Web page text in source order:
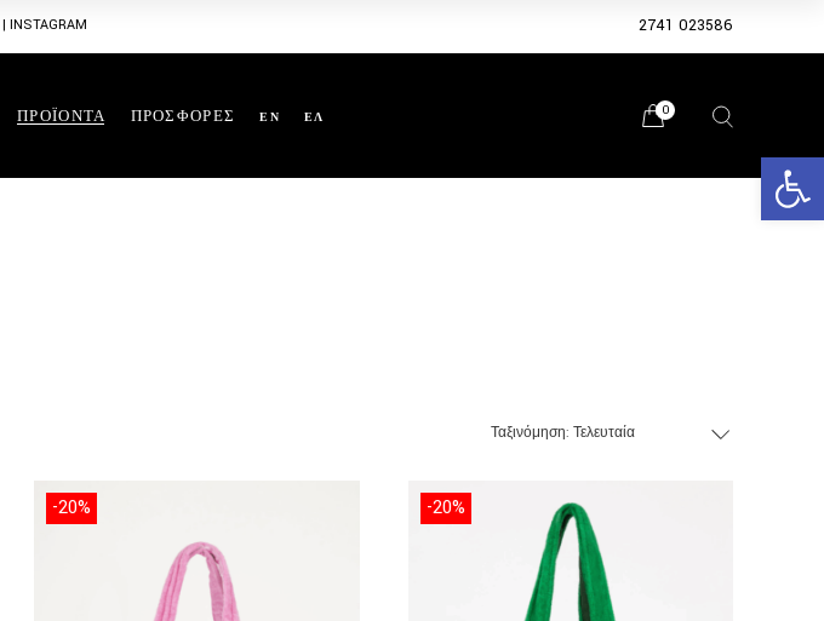
|INSTAGRAM 2741 023586
ΠΡΟΪΟΝΤΑ ΠΡΟΣΦΟΡΕΣ EN ΕΛ 0
Ταξινόμηση: Τελευταία
-20% -20%